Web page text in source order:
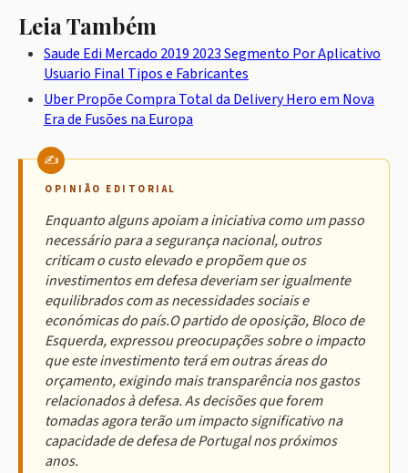
Leia Também
Saude Edi Mercado 2019 2023 Segmento Por Aplicativo
Usuario Final Tipos e Fabricantes
Uber Propõe Compra Total da Delivery Hero em Nova
Era de Fusões na Europa
OPINIÃO EDITORIAL
Enquanto alguns apoiam a iniciativa como um passo
necessário para a segurança nacional, outros
criticam o custo elevado e propõem que os
investimentos em defesa deveriam ser igualmente
equilibrados com as necessidades sociais e
económicas do país.O partido de oposição, Bloco de
Esquerda, expressou preocupações sobre o impacto
que este investimento terá em outras áreas do
orçamento, exigindo mais transparência nos gastos
relacionados à defesa. As decisões que forem
tomadas agora terão um impacto significativo na
capacidade de defesa de Portugal nos próximos
anos.